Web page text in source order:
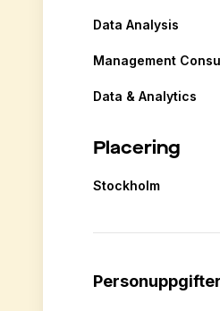
Data Analysis
Management
Data & Analytics
Placering
Stockholm
Personuppgifter